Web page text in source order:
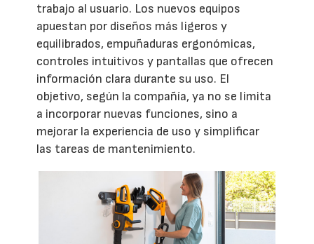
trabajo al usuario. Los nuevos equipos
apuestan por diseños más ligeros y
equilibrados, empuñaduras ergonómicas,
controles intuitivos y pantallas que ofrecen
información clara durante su uso. El
objetivo, según la compañía, ya no se limita
a incorporar nuevas funciones, sino a
mejorar la experiencia de uso y simplificar
las tareas de mantenimiento.